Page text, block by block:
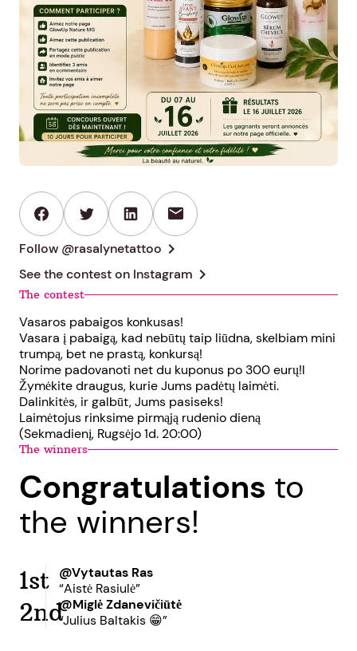
mail
Follow @rasalynetattoo chevron_right
See the contest on Instagram chevron_right
The contest
Vasaros pabaigos konkusas!
Vasara į pabaigą, kad nebūtų taip liūdna, skelbiam mini
trumpą, bet ne prastą, konkursą!
Norime padovanoti net du kuponus po 300 eurų!l
Žymėkite draugus, kurie Jums padėtų laimėti.
Dalinkitės, ir galbūt, Jums pasiseks!
Laimėtojus rinksime pirmąją rudenio dieną
(Sekmadienį, Rugsėjo 1d. 20:00)
The winners
Congratulations to
the winners!
1st
@Vytautas Ras
“Aistė Rasiulė”
2nd@Miglė Zdanevičiūtė
“Julius Baltakis 😁”